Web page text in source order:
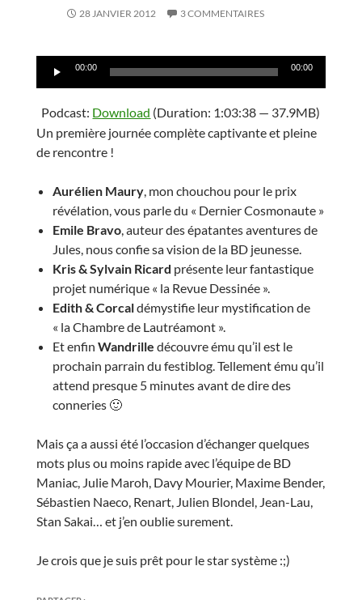
28 JANVIER 2012 3 COMMENTAIRES
Lecteur
00:00 00:00
Podcast: Download (Duration: 1:03:38 — 37.9MB)
Un première journée complète captivante et pleine
de rencontre !
Aurélien Maury, mon chouchou pour le prix
révélation, vous parle du « Dernier Cosmonaute »
Emile Bravo, auteur des épatantes aventures de
Jules, nous confie sa vision de la BD jeunesse.
Kris & Sylvain Ricard présente leur fantastique
projet numérique « la Revue Dessinée ».
Edith & Corcaldémystifie leur mystification de
« la Chambre de Lautréamont ».
Et enfin Wandrille découvre ému qu’il est le
prochain parrain du festiblog. Tellement ému qu’il
attend presque 5 minutes avant de dire des
conneries 🙂
Mais ça a aussi été l’occasion d’échanger quelques
mots plus ou moins rapide avec l’équipe de BD
Maniac, Julie Maroh, Davy Mourier, Maxime Bender,
Sébastien Naeco, Renart, Julien Blondel, Jean-Lau,
Stan Sakai… et j’en oublie surement.
Je crois que je suis prêt pour le star système :;)